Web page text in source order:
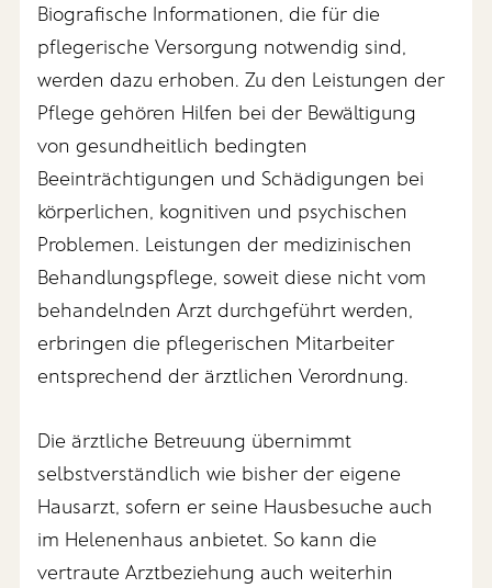
Biografische Informationen, die für die
pflegerische Versorgung notwendig sind,
werden dazu erhoben. Zu den Leistungen der
Pflege gehören Hilfen bei der Bewältigung
von gesundheitlich bedingten
Beeinträchtigungen und Schädigungen bei
körperlichen, kognitiven und psychischen
Problemen. Leistungen der medizinischen
Behandlungspflege, soweit diese nicht vom
behandelnden Arzt durchgeführt werden,
erbringen die pflegerischen Mitarbeiter
entsprechend der ärztlichen Verordnung.
Die ärztliche Betreuung übernimmt
selbstverständlich wie bisher der eigene
Hausarzt, sofern er seine Hausbesuche auch
im Helenenhaus anbietet. So kann die
vertraute Arztbeziehung auch weiterhin